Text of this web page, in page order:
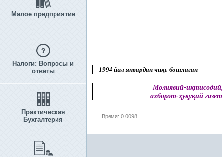
Малое предприятие
Налоги: Вопросы и
ответы
Практическая
Бухгалтерия
1994 йил январдан чиқа бошлаган
Молиявий-иқ
ахборот-ҳуқуқий
Время: 0.0098